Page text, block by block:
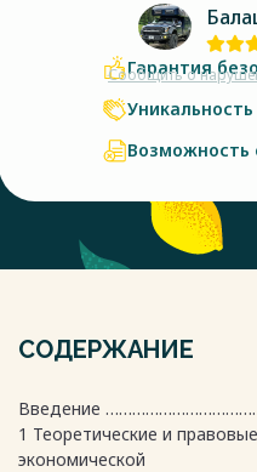
Сообщить о
Гарантия
Возможность
СОДЕРЖАНИЕ
Введение
1 Теоретические и
экономической